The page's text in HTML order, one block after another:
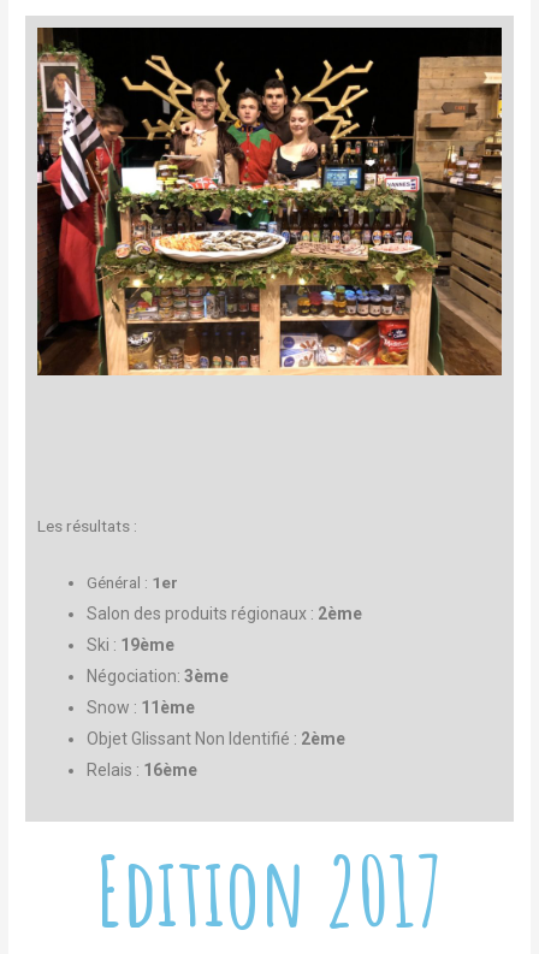
Les résultats :
Général : 1er
Salon des produits régionaux : 2ème
Ski : 19ème
Négociation:3ème
Snow : 11 ème
Objet Glissant Non Identifié : 2ème
Relais : 16ème
Edition 2017